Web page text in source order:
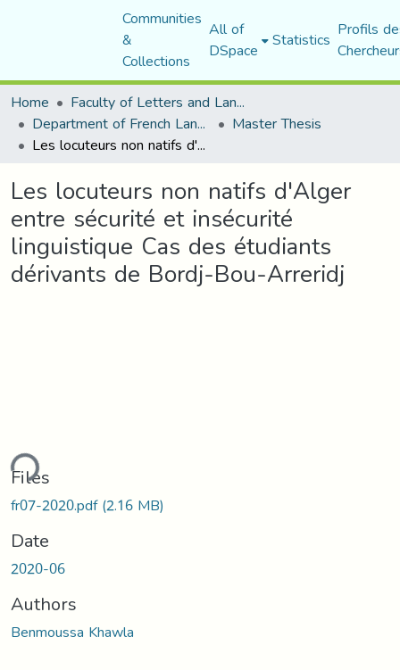
Communities
&
Collections
All of
DSpace Statistics Profils
Home
Faculty of Letters and Languages
Department of French Language and Literature Master Thesis
Les locuteurs non natifs d'Alger entre sécurité et insécurité linguistique Cas des étudiants dérivants de Bordj-Bou-Arreridj
Les locuteurs non natifs d'Alger
entre sécurité et insécurité
linguistique Cas des étudiants
dérivants de Bordj-Bou-Arreridj
Files
fr07-2020.pdf(2.16 MB)
Date
2020-06
Authors
Benmoussa Khawla